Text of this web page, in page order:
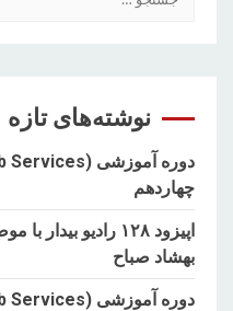
نوشته‌های تازه
چهاردهم
اپیزود ۱۲۸ رادیو بیدار
بهشاد صباح